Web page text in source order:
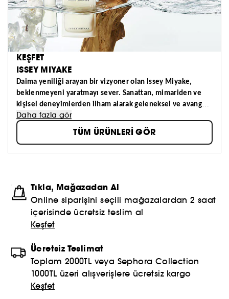
KEŞFET
ISSEY MIYAKE
Daima yeniliği arayan bir vizyoner olan Issey Miyake,
beklenmeyeni yaratmayı sever. Sanattan, mimariden ve
kişisel deneyimlerden ilham alarak geleneksel ve avangard
stili,soft ile canlı renkleri, doğa ve inceliği, işçilik ve
teknoloji ile birleştirir.
Issey Miyake gerçek bir yaratıcılık
Daha fazla gör
TÜM ÜRÜNLERİ GÖR
Tıkla, Mağazadan Al
Online siparişini seçili mağazalardan 2 saat
içerisinde ücretsiz teslim al
Keşfet
Ücretsiz Teslimat
Toplam 2000TL veya Sephora Collection
1000TL üzeri alışverişlere ücretsiz kargo
Keşfet